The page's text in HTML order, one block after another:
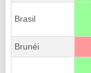
Brasil
Brunéi